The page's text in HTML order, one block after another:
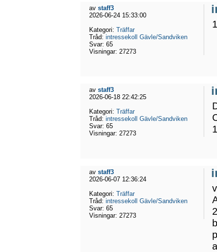
av staff3
2026-06-24 15:33:00
Kategori: Träffar
Tråd: intressekoll Gävle/Sandviken
Svar: 65
Visningar: 27273
av staff3
2026-06-18 22:42:25
Kategori: Träffar
Tråd: intressekoll Gävle/Sandviken
Svar: 65
Visningar: 27273
av staff3
2026-06-07 12:36:24
Kategori: Träffar
Tråd: intressekoll Gävle/Sandviken
Svar: 65
Visningar: 27273